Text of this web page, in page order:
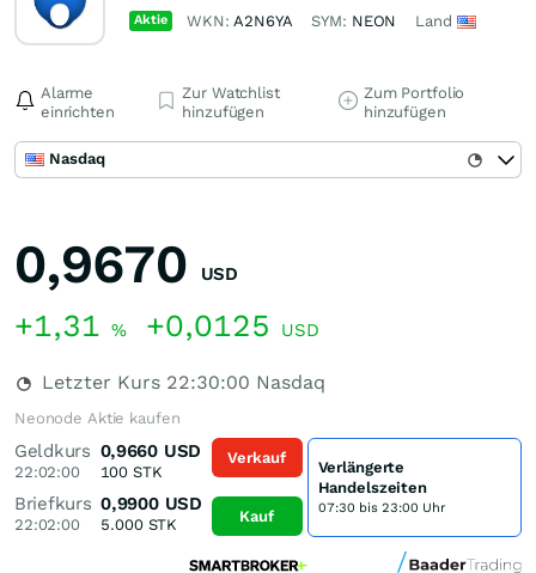
Aktie WKN:A2N6YA SYM: NEON Land
Alarme
einrichten
Zur Watchlist
hinzufügen
Zum Portfolio
hinzufügen
Nasdaq
0,9670 USD
+1,31 % +0,0125 USD
Letzter Kurs 22:30:00 Nasdaq
Neonode Aktie kaufen
Geldkurs
22:02:00
0,9660 USD
100 STK
Briefkurs
22:02:00
0,9900 USD
5.000STK
Verkauf
Kauf
Verlängerte
Handelszeiten
07:30 bis 23:00 Uhr